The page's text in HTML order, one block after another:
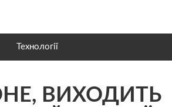
Технології
ВИХОДИТЬ